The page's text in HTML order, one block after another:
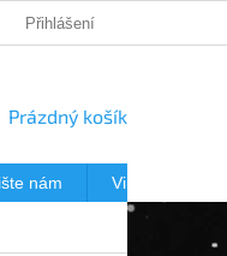
POŠTOVNÉ V JEWISHOP
Přihlášení
NÁKUPNÍ
Prázdný košík
nám Virtualní